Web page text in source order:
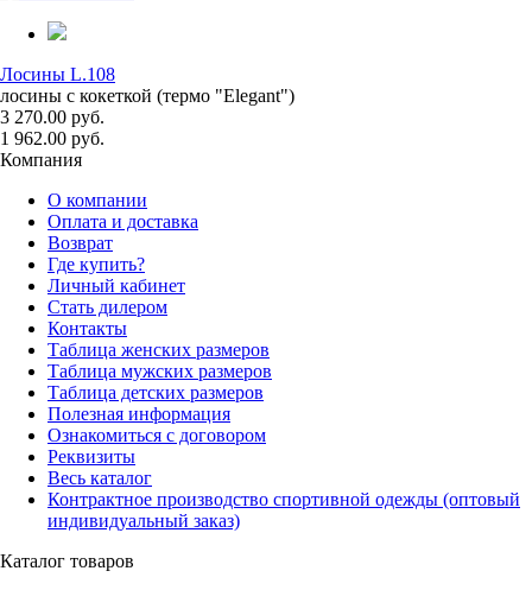
Лосины L.108
лосины с кокеткой (термо "Elegant")
3 270.00 руб.
1 962.00 руб.
Компания
О компании
Оплата и доставка
Возврат
Где купить?
Личный кабинет
Стать дилером
Контакты
Таблица женских размеров
Таблица мужских размеров
Таблица детских размеров
Полезная информация
Ознакомиться с договором
Реквизиты
Весь каталог
Контрактное производство спортивной одежды (оптовый
индивидуальный заказ)
Каталог товаров